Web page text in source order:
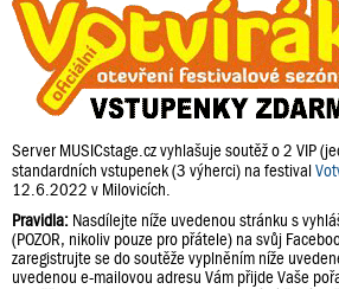
Server MUSICstage.cz vyhlašuje soutěž o 2 VIP
standardních vstupenek (3 výherci) na festival
12.6.2022 v Milovicích.
Pravidla: Nasdílejte níže uvedenou stránku s
(POZOR, nikoliv pouze pro přátele) na svůj
zaregistrujte se do soutěže vyplněním níže
uvedenou e-mailovou adresu Vám přijde Vaše